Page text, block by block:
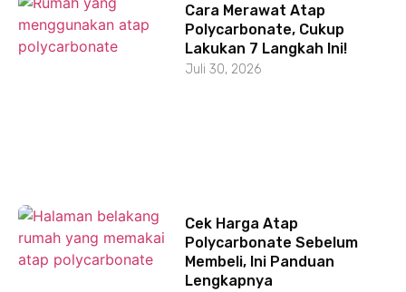
Cara Merawat Atap
Polycarbonate, Cukup
Lakukan 7 Langkah Ini!
Juli 30, 2026
Cek Harga Atap
Polycarbonate Sebelum
Membeli, Ini Panduan
Lengkapnya